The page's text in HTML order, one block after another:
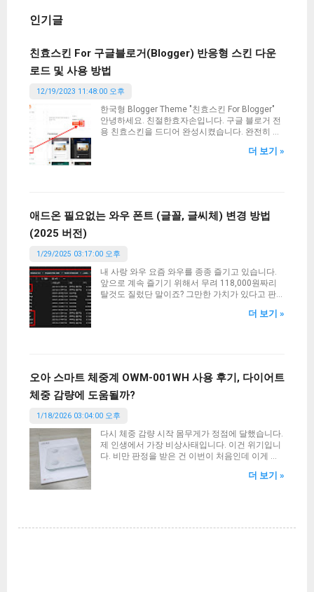
인기글
친효스킨 For 구글블로거(Blogger) 반응형 스킨 다운
로드 및 사용 방법
12/19/2023 11:48:00 오후
한국형 Blogger Theme "친효스킨 For Blogger"
안녕하세요. 친절한효자손입니다. 구글 블로거 전
용 친효스킨을 드디어 완성시켰습니다. 완전히 무
테마를 개조하여 제작한 테마입니다. 따라서 기본
느낌이었다면 구글 블로거에서의 친효스킨은 뭔
가 큼직큼직한것이 시원 시원한 느낌이 강합니다.
로거 테마가 적용되어 있습니다. 사용하기전에 먼
저 테마를 적용하기 전에 백업을 하시고 진행해주
시기 바랍니다. 혹시 모를 문제에 대비해서 말이
죠. 백업은 필수입니다. 백업 방법은 테마 적용하
는 과정에서 한번 다시 언급해 드리겠습니다. 신청
습니다. (신청서만 작성하고 후원 및 댓글 미입력
시 신청서는 폐기됨) 친효스킨 For 구글블로거 신
청서 작성하기 후원 안내 2024년 9월 1일부터 친
효스킨 For 구글블로거도 후원을 받고 배포하기로
수익이 치명적으로 하락했기 때문에 생계유지가
어려워져서 그렇습니다. 또한 이사로 인한 부담금
도 엄청 늘었고요. 이제 일을 해야 하는 시점까지
해 이제 어떻게든 돈을 마련해야 합니다. 그러니
더 보기 »
애드온 필요없는 와우 폰트 (글꼴, 글씨체) 변경 방법
(2025 버전)
1/29/2025 03:17:00 오후
내 사랑 와우 요즘 와우를 종종 즐기고 있습니다.
앞으로 계속 즐기기 위해서 무려 118,000원짜리
탈것도 질렀단 말이죠? 그만한 가치가 있다고 판
입니다. 지금은 안 팔아요. 한정판이었거든요. (껄
우선 폰트를 변경하기 위해서는 와우(World Of
Warcraft)가 설치된 디렉터리를 알아야 합니다. 경
로는 다음과 같습니다. C: > Program Files (x86) >
어가 보시면 615로 시작하는 파일명의 slug 라는
확장자 파일들이 6개가 있을겁니다. 이 폴더 안에
적용하고자 하는 폰트 파일을 일단 복사합니다. 만
약 위의 경로에 fonts 폴더가 없다면 새로 만들어
주시면 됩니다. 지금 저의 와우 폰트 폴더 상황입
니다. 경로 안에 6개의 ttf 폰트 파일이 들어있는걸
서 붙여넣고 해당 폰트 파일을 6개로 만듭니다. 복
더 보기 »
오아 스마트 체중계 OWM-001WH 사용 후기, 다이어트
체중 감량에 도움될까?
1/18/2026 03:04:00 오후
다시 체중 감량 시작 몸무게가 정점에 달했습니다.
제 인생에서 가장 비상사태입니다. 이건 위기입니
다. 비만 판정을 받은 건 이번이 처음인데 이게 엄
회에서 비만이라 함은 자기 관리 실패의 꼬리표같
더 보기 »